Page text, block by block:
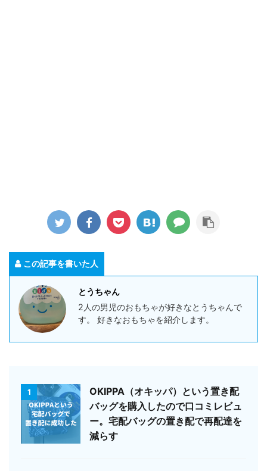
この記事を書いた人
とうちゃん
2人の男児のおもちゃが好きなとうちゃんで
す。 好きなおもちゃを紹介します。
1
OKIPPA（オキッパ）という置き配
バッグを購入したので口コミレビュ
ー。宅配バッグの置き配で再配達を
減らす